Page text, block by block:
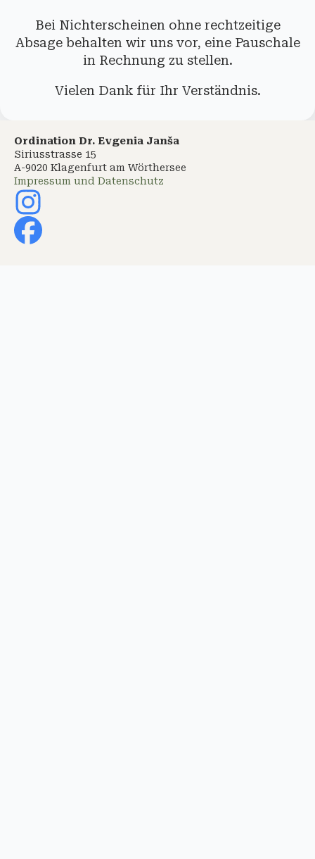
Bei Nichterscheinen ohne rechtzeitige
Absage behalten wir uns vor, eine Pauschale
in Rechnung zu stellen.
Vielen Dank für Ihr Verständnis.
Ordination Dr. Evgenia Janša
Siriusstrasse 15
A-9020 Klagenfurt am Wörthersee
Impressum und Datenschutz